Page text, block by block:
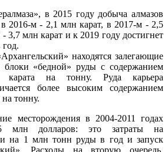
в 2015 году добыча алмазов
в 2016-м - 2,1 млн карат, в 2017-м - 2,5
3,7 млн карат и к 2019 году достигнет
год.
находятся залегающие
блоки «бедной» руды с содержанием
карата на тонну. Руда карьера
более высоким содержанием
на тонну.
месторождения в 2004-2011 годах
млн долларов: это затраты на
на 1 млн тонн руды в год и запуск
Расходы на вторую очередь,